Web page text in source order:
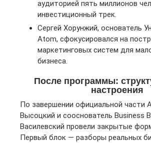
аудиторией пять миллионов
инвестиционный трек.
Сергей Хорунжий, основатель
Atom, сфокусировался на
маркетинговых систем для
бизнеса.
После программы:
настроения
По завершении официальной части
Высоцкий и сооснователь Business
Василевский провели закрытые
Первый блок — разборы реальных